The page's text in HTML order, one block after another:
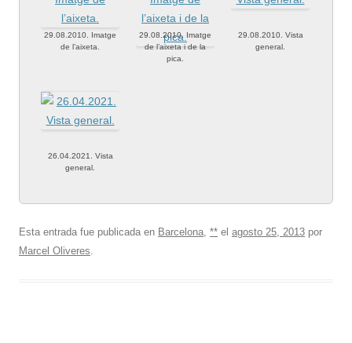
29.08.2010. Imatge
de l’aixeta.
29.08.2010. Imatge
de l’aixeta i de la
pica.
29.08.2010. Vista
general.
26.04.2021. Vista
general.
Esta entrada fue publicada en Barcelona, ** el agosto 25, 2013 por
Marcel Oliveres.